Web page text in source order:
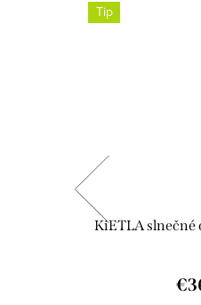
Tip
KiETLA slnečné